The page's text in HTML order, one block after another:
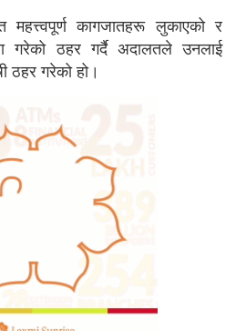
महत्त्वपूर्ण कागजातहरू लुकाएको र
गरेको ठहर गर्दै अदालतले उनलाई
ठहर गरेको हो।